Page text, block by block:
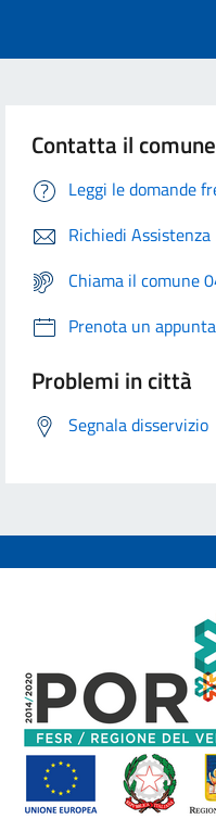
Contatta il comune
Leggi le domande
Richiedi Assistenza
Chiama il comune
Prenota un
Problemi in città
Segnala disservizio